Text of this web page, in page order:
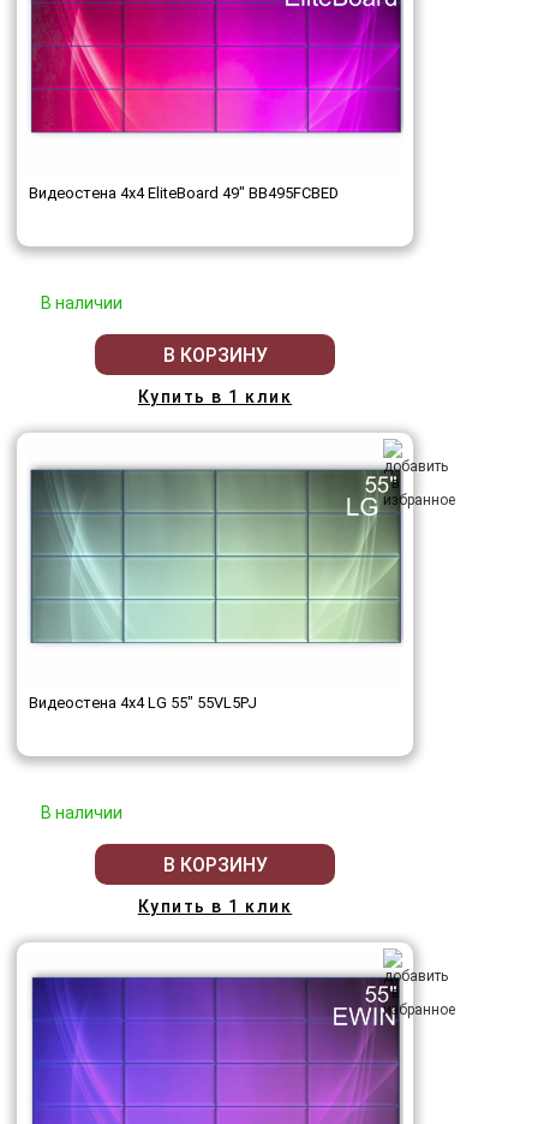
Видеостена 4x4 EliteBoard 49" BB495FCBED
В наличии
В КОРЗИНУ
Купить в 1 клик
Видеостена 4x4 LG 55" 55VL5PJ
В наличии
В КОРЗИНУ
Купить в 1 клик